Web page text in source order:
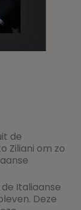
de
Ziliani om zo
Italiaanse
Deze